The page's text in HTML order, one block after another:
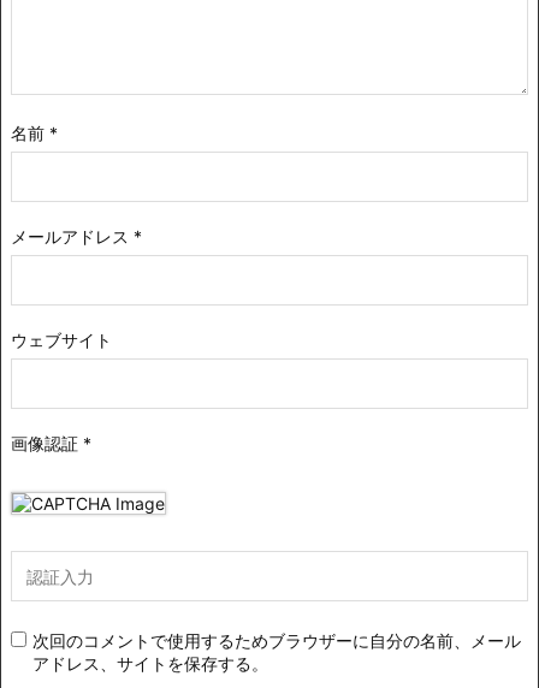
名前 *
メールアドレス *
ウェブサイト
画像認証 *
次回のコメントで使用するためブラウザーに自分の名前、メール
アドレス、サイトを保存する。